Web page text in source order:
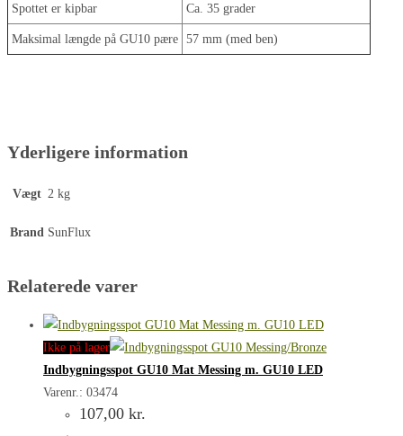
Spottet er kipbar Ca. 35 grader
Maksimal længde på GU10 pære 57 mm (med ben)
Yderligere information
Vægt 2 kg
Brand SunFlux
Relaterede varer
Ikke på lager
Indbygningsspot GU10 Mat Messing m. GU10 LED
Varenr.: 03474
107,00 kr.